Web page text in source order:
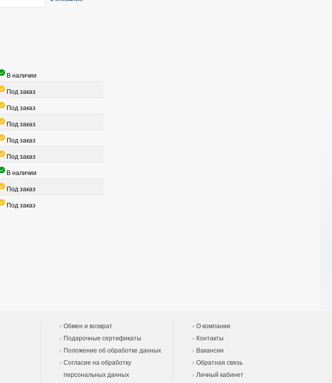
В наличии
Под заказ
Под заказ
Под заказ
Под заказ
Под заказ
В наличии
Под заказ
Под заказ
Обмен и возврат
Подарочные сертификаты
Положение об обработке данных
Согласие на обработку
персональных данных
О компании
Контакты
Вакансии
Обратная связь
Личный кабинет